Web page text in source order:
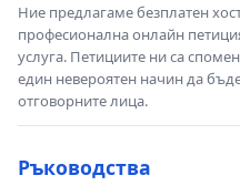
Ние предлагаме безплатен
професионална онлайн
услуга. Петициите ни са
един невероятен начин да
отговорните лица.
Ръководства